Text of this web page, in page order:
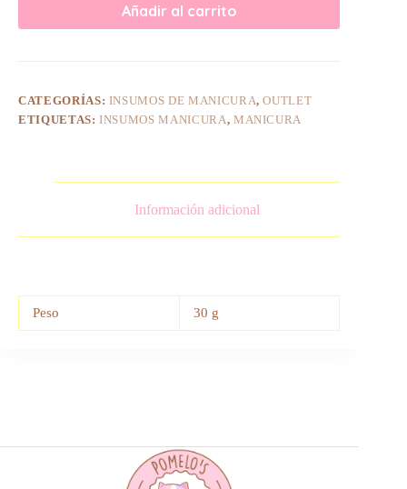
Añadir al carrito
CATEGORÍAS: INSUMOS DE MANICURA,OUTLET
ETIQUETAS:INSUMOS MANICURA, MANICURA
Información adicional
Peso 30 g